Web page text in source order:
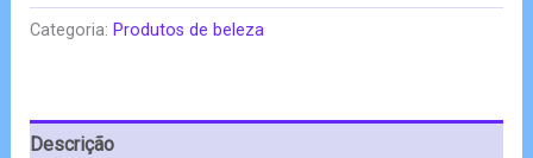
Categoria: Produtos de beleza
Descrição